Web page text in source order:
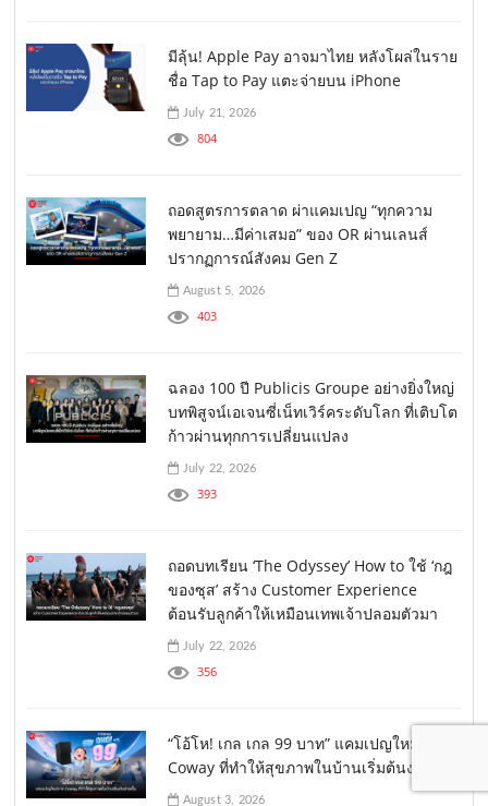
มีลุ้น! Apple Pay อาจมาไทย หลังโผล่ในราย
ชื่อ Tap to Pay แตะจ่ายบน iPhone
July 21, 2026
804
ถอดสูตรการตลาด ผ่าแคมเปญ “ทุกความ
พยายาม…มีค่าเสมอ” ของ OR ผ่านเลนส์
ปรากฏการณ์สังคม Gen Z
August 5, 2026
403
ฉลอง 100 ปี Publicis Groupe อย่างยิ่งใหญ่
บทพิสูจน์เอเจนซี่เน็ทเวิร์คระดับโลก ที่เติบโต
ก้าวผ่านทุกการเปลี่ยนแปลง
July 22, 2026
393
ถอดบทเรียน ‘The Odyssey’ How to ใช้ ‘กฎ
ของซุส’ สร้าง Customer Experience
ต้อนรับลูกค้าให้เหมือนเทพเจ้าปลอมตัวมา
July 22, 2026
356
“โอ้โห! เกล เกล 99 บาท” แคมเปญใหม่จาก
Coway ที่ทำให้สุขภาพในบ้านเริ่มต้นง่ายขึ้น
August 3, 2026